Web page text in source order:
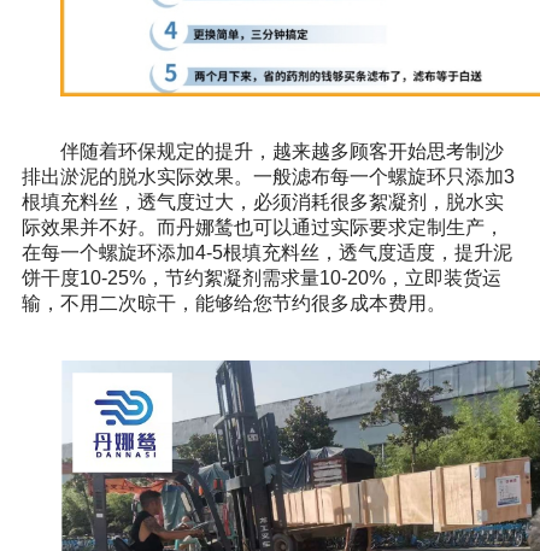
伴随着环保规定的提升，越来越多顾客开始思考制沙
排出淤泥的脱水实际效果。一般滤布每一个螺旋环只添加3
根填充料丝，透气度过大，必须消耗很多絮凝剂，脱水实
际效果并不好。而丹娜鸶也可以通过实际要求定制生产，
在每一个螺旋环添加4-5根填充料丝，透气度适度，提升泥
饼干度10-25%，节约絮凝剂需求量10-20%，立即装货运
输，不用二次晾干，能够给您节约很多成本费用。